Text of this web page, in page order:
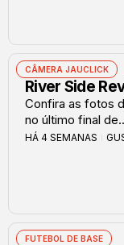
CÂMERA JAUCLICK
River Side
Confira as fotos
no último final
HÁ 4 SEMANAS
FUTEBOL DE BASE